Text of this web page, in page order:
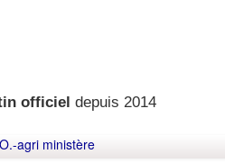
officiel depuis 2014
agri ministère